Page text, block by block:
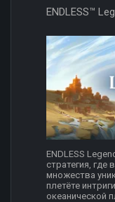
ENDLESS™
ENDLESS
стратегия, где
множества
плетёте
океанической